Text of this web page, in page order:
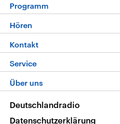
Programm
Die Nachrichten
Nachrichtenleicht
Neue Beiträge auf dlf.de
Hören
Livestream
Podcasts
Deutschlandfunk App
Nachrichten App
Frequenzen
Kontakt
Hörerservice
Service
FAQ
Veranstaltungen
Über uns
Deutschlandradio
Datenschutzerklärung